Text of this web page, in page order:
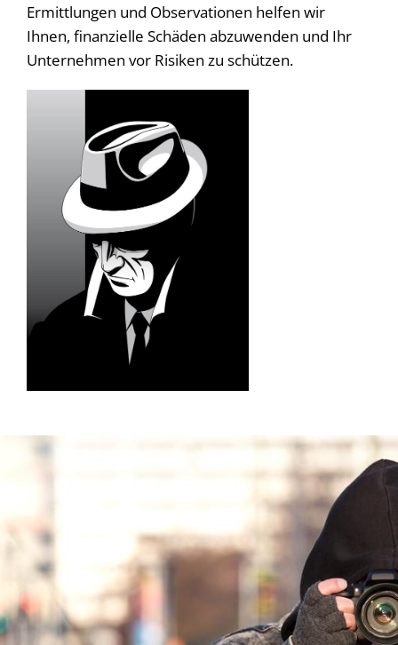
Ermittlungen und Observationen helfen wir
Ihnen, finanzielle Schäden abzuwenden und Ihr
Unternehmen vor Risiken zu schützen.